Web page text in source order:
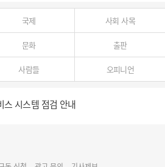
국제 사회 사목
문화 출판
사람들 오피니언
시스템 점검 안내